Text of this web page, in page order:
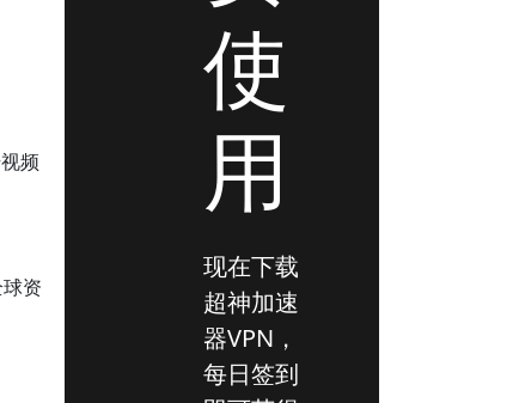
频
资
使
用
现在下载
超神加速
器VPN，
每日签到